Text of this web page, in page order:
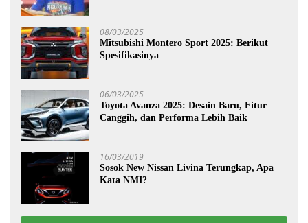
08/03/2025
Mitsubishi Montero Sport 2025: Berikut
Spesifikasinya
06/03/2025
Toyota Avanza 2025: Desain Baru, Fitur
Canggih, dan Performa Lebih Baik
16/03/2019
Sosok New Nissan Livina Terungkap, Apa
Kata NMI?